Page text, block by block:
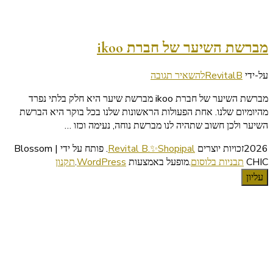
מברשת השיער של חברת ikoo
על-ידי RevitalBלהשאיר תגובהבנושא
השיער
של
חברת
ikoo
מברשת השיער של חברת ikoo מברשת שיער היא חלק בלתי נפרד
מהיומיום שלנו. אחת הפעולות הראשונות שלנו בכל בוקר היא הברשת
השיער ולכן חשוב שתהיה לנו מברשת נוחה, נעימה וכזו …
2026זכויות יוצרים
Revital B.✨Shopipal
.
פותח על ידי | Blossom
CHIC תבניות בלוסום.מופעל באמצעות WordPress
.תקנון
עליון